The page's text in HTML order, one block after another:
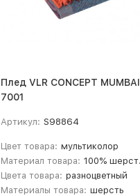
Плед VLR CONCEPT MUMBAI
7001
Артикул: S98864
Цвет товара: мультиколор
Материал товара: 100% шерсть мериноса
Цвета товара: разноцветный
Материалы товара: шерсть